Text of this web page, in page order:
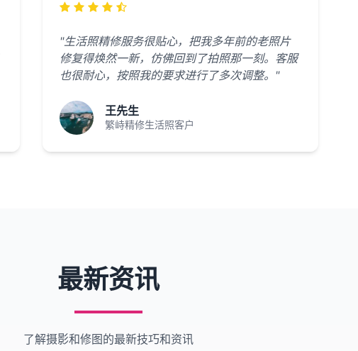
"生活照精修服务很贴心，把我多年前的老照片
修复得焕然一新，仿佛回到了拍照那一刻。客服
也很耐心，按照我的要求进行了多次调整。"
王先生
繁峙精修生活照客户
最新资讯
了解摄影和修图的最新技巧和资讯